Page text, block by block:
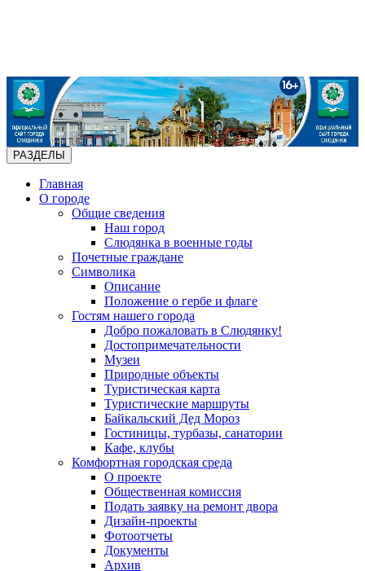
РАЗДЕЛЫ
Главная
О городе
Общие сведения
Наш город
Слюдянка в военные годы
Почетные граждане
Символика
Описание
Положение о гербе и флаге
Гостям нашего города
Добро пожаловать в Слюдянку!
Достопримечательности
Музеи
Природные объекты
Туристическая карта
Туристические маршруты
Байкальский Дед Мороз
Гостиницы, турбазы, санатории
Кафе, клубы
Комфортная городская среда
О проекте
Общественная комиссия
Подать заявку на ремонт двора
Дизайн-проекты
Фотоотчеты
Документы
Архив